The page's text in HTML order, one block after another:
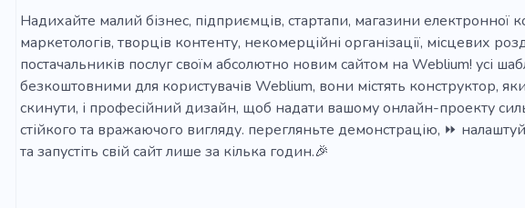
Аналіз ринку
Цифровий брендинг
Надихайте малий бізнес, підприємців, стартапи, магазини електронної
маркетологів, творців контенту, некомерційні організації, місцевих
постачальників послуг своїм абсолютно новим сайтом на Weblium! усі
безкоштовними для користувачів Weblium, вони містять конструктор,
скинути, і професійний дизайн, щоб надати вашому онлайн-проекту
стійкого та вражаючого вигляду. перегляньте демонстрацію, ⏩
та запустіть свій сайт лише за кілька годин.🎉